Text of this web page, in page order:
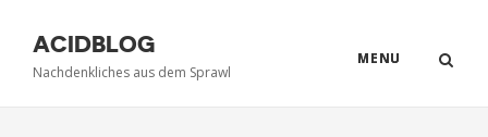
MENU
ACIDBLOG
Nachdenkliches aus dem Sprawl